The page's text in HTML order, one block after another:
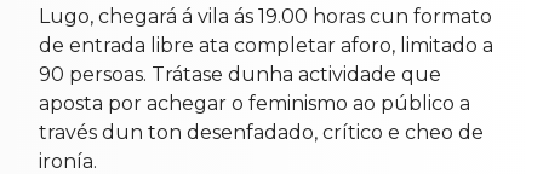
Lugo, chegará á vila ás 19.00 horas cun formato
de entrada libre ata completar aforo, limitado a
90 persoas. Trátase dunha actividade que
aposta por achegar o feminismo ao público a
través dun ton desenfadado, crítico e cheo de
ironía.